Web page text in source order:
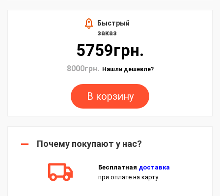
Быстрый
заказ
5759грн.
8000грн. Нашли дешевле?
В корзину
Почему покупают у нас?
Бесплатная доставка
при оплате на карту